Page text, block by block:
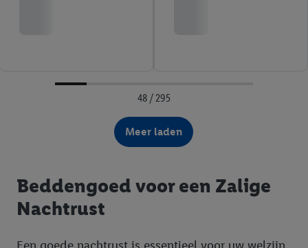
48 / 295
Meer laden
Beddengoed voor een Zalige
Nachtrust